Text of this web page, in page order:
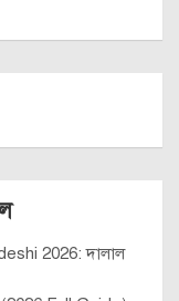
2026: দালাল